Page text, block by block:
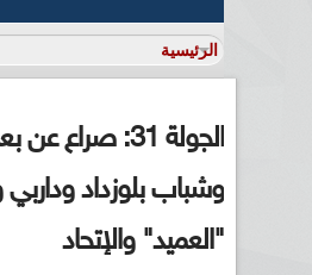
الجولة 31: صراع
وشباب بلوزداد وداربي
"العميد" والإتحاد